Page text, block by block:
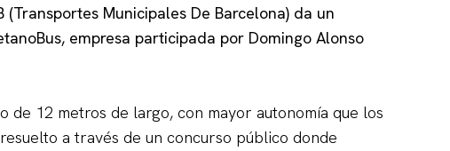
Municipales De Barcelona) da un
empresa participada por Domingo Alonso
12 metros de largo, con mayor autonomía que los
a través de un concurso público donde